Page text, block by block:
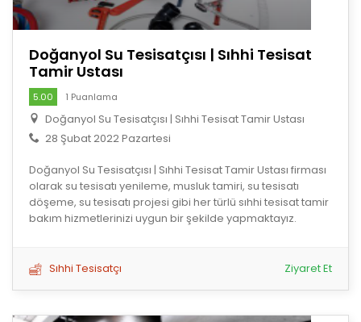
Doğanyol Su Tesisatçısı | Sıhhi Tesisat
Tamir Ustası
5.00 1 Puanlama
Doğanyol Su Tesisatçısı | Sıhhi Tesisat Tamir Ustası
28 Şubat 2022 Pazartesi
Doğanyol Su Tesisatçısı | Sıhhi Tesisat Tamir Ustası firması
olarak su tesisatı yenileme, musluk tamiri, su tesisatı
döşeme, su tesisatı projesi gibi her türlü sıhhi tesisat tamir
bakım hizmetlerinizi uygun bir şekilde yapmaktayız.
Sıhhi Tesisatçı Ziyaret Et